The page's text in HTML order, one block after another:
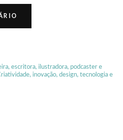
escritora, ilustradora, podcaster e
inovação, design, tecnologia e